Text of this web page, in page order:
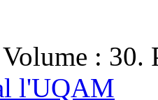
: 30.
l'UQAM